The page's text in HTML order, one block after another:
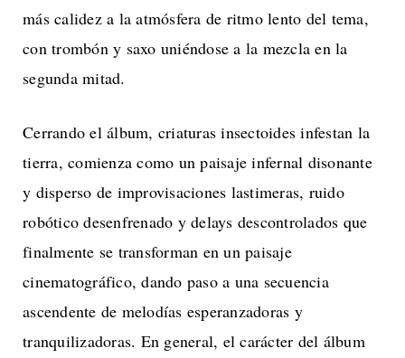
más calidez a la atmósfera de ritmo lento del tema,
con trombón y saxo uniéndose a la mezcla en la
segunda mitad.
Cerrando el álbum, criaturas insectoides infestan la
tierra, comienza como un paisaje infernal disonante
y disperso de improvisaciones lastimeras, ruido
robótico desenfrenado y delays descontrolados que
finalmente se transforman en un paisaje
cinematográfico, dando paso a una secuencia
ascendente de melodías esperanzadoras y
tranquilizadoras. En general, el carácter del álbum